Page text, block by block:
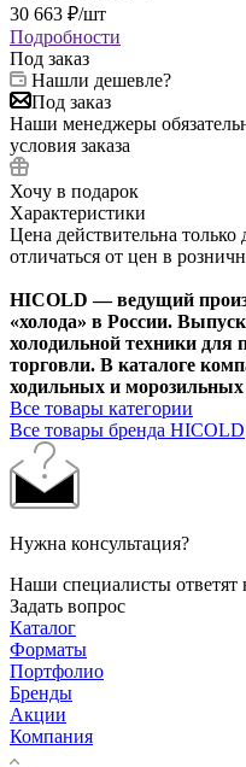
30 663 ₽/шт
Подробности
Под заказ
Нашли дешевле?
Под заказ
Наши менеджеры
условия заказа
Хочу в подарок
Характеристики
Цена действительна
отличаться от цен в
HICOLD — ведущий
«холода» в России.
холодильной техники для
торговли. В каталоге
ходильных и
Все товары категории
Все товары бренда HICOLD
Нужна консультация?
Наши специалисты
Задать вопрос
Каталог
Форматы
Портфолио
Бренды
Акции
Компания